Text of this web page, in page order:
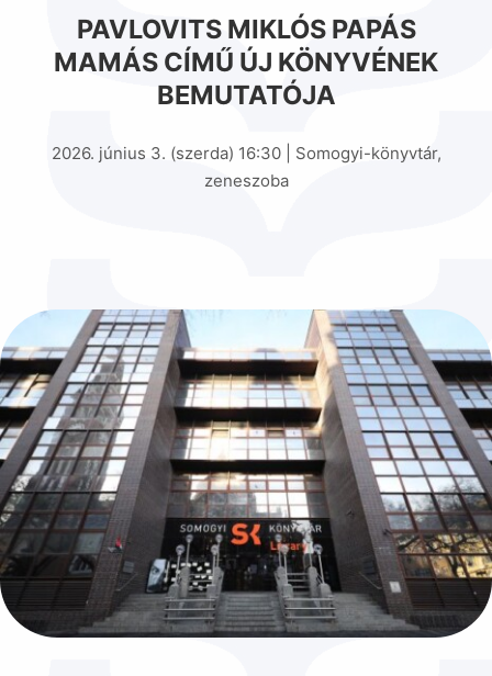
PAVLOVITS MIKLÓS PAPÁS
MAMÁS CÍMŰ ÚJ KÖNYVÉNEK
BEMUTATÓJA
2026. június 3. (szerda) 16:30 | Somogyi-könyvtár,
zeneszoba